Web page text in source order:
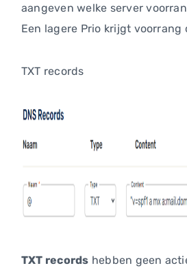
aangeven welke server
Een lagere Prio krijgt voorrang
TXT records
TXT records hebben geen